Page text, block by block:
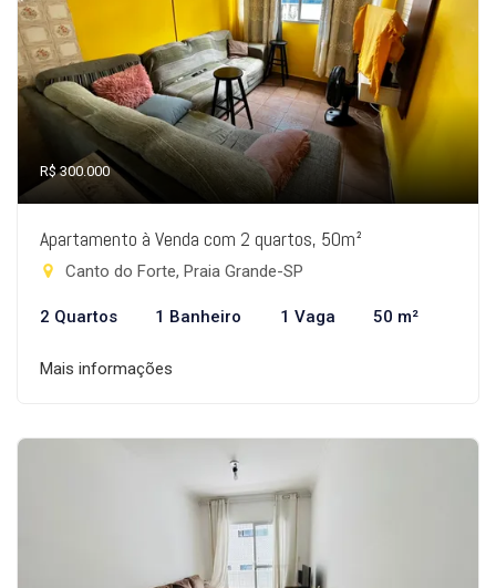
R$ 300.000
Apartamento à Venda com 2 quartos, 50m²
Canto do Forte, Praia Grande-SP
2 Quartos 1 Banheiro 1 Vaga 50 m²
Mais informações